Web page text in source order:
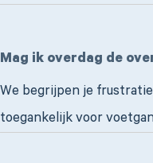
Mag ik overdag de
We begrijpen je
toegankelijk voor